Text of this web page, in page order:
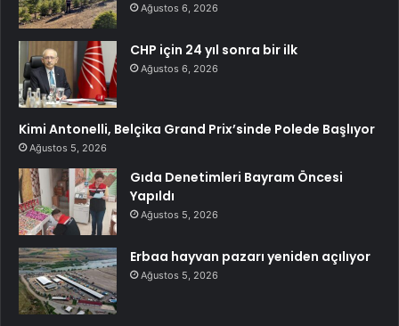
Ağustos 6, 2026
CHP için 24 yıl sonra bir ilk
Ağustos 6, 2026
Kimi Antonelli, Belçika Grand Prix’sinde Polede Başlıyor
Ağustos 5, 2026
Gıda Denetimleri Bayram Öncesi
Yapıldı
Ağustos 5, 2026
Erbaa hayvan pazarı yeniden açılıyor
Ağustos 5, 2026